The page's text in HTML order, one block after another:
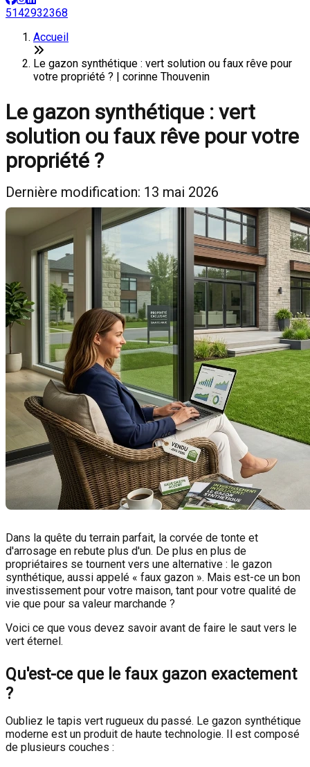
5142932368
Accueil
Le gazon synthétique : vert solution ou faux rêve pour
votre propriété ? | corinne Thouvenin
Le gazon synthétique : vert
solution ou faux rêve pour votre
propriété ?
Dernière modification: 13 mai 2026
Dans la quête du terrain parfait, la corvée de tonte et
d'arrosage en rebute plus d'un. De plus en plus de
propriétaires se tournent vers une alternative : le gazon
synthétique, aussi appelé « faux gazon ». Mais est-ce un bon
investissement pour votre maison, tant pour votre qualité de
vie que pour sa valeur marchande ?
Voici ce que vous devez savoir avant de faire le saut vers le
vert éternel.
Qu'est-ce que le faux gazon exactement
?
Oubliez le tapis vert rugueux du passé. Le gazon synthétique
moderne est un produit de haute technologie. Il est composé
de plusieurs couches :